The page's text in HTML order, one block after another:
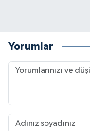
Yorumlar